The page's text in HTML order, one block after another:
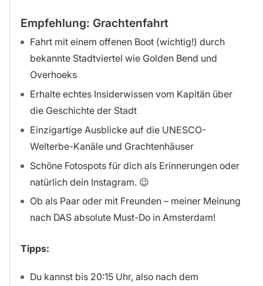
Empfehlung: Grachtenfahrt
Fahrt mit einem offenen Boot (wichtig!) durch
bekannte Stadtviertel wie Golden Bend und
Overhoeks
Erhalte echtes Insiderwissen vom Kapitän über
die Geschichte der Stadt
Einzigartige Ausblicke auf die UNESCO-
Welterbe-Kanäle und Grachtenhäuser
Schöne Fotospots für dich als Erinnerungen oder
natürlich dein Instagram. 😉
Ob als Paar oder mit Freunden – meiner Meinung
nach DAS absolute Must-Do in Amsterdam!
Tipps:
Du kannst bis 20:15 Uhr, also nach dem